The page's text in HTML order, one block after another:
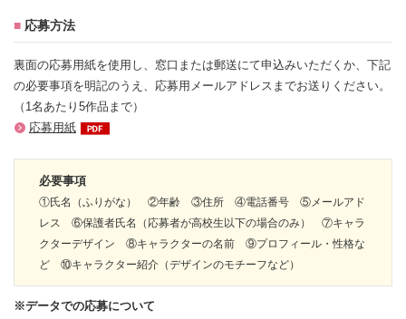
■ 応募方法
裏面の応募用紙を使用し、窓口または郵送にて申込みいただくか、下記
の必要事項を明記のうえ、応募用メールアドレスまでお送りください。
（1名あたり5作品まで）
応募用紙
必要事項
①氏名（ふりがな） ②年齢 ③住所 ④電話番号 ⑤メールアド
レス ⑥保護者氏名（応募者が高校生以下の場合のみ） ⑦キャラ
クターデザイン ⑧キャラクターの名前 ⑨プロフィール・性格な
ど ⑩キャラクター紹介（デザインのモチーフなど）
※データでの応募について